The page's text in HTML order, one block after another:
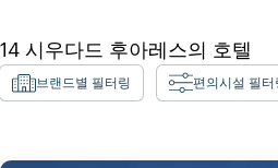
14 시우다드 후아레스의 호텔
브랜드별 필터링 편의시설 필터